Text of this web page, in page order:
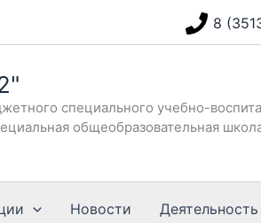
8
специального учебно-
общеобразовательная
Новости Деятельность